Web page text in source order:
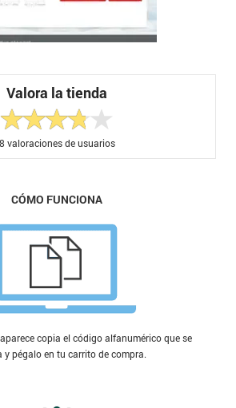
Valora la tienda
8 valoraciones de usuarios
CÓMO FUNCIONA
copia el código alfanumérico que se
y pégalo en tu carrito de compra.